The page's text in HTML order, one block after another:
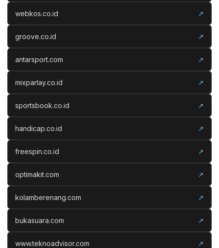
webkos.co.id ↗
groove.co.id ↗
antarsport.com ↗
mixparlay.co.id ↗
sportsbook.co.id ↗
handicap.co.id ↗
freespin.co.id ↗
optimakit.com ↗
kolamberenang.com ↗
bukasuara.com ↗
www.teknoadvisor.com ↗